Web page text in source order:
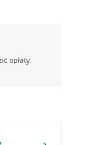
opłaty